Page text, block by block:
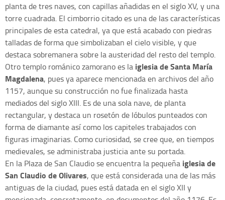
planta de tres naves, con capillas añadidas en el siglo XV, y una
torre cuadrada. El cimborrio citado es una de las características
principales de esta catedral, ya que está acabado con piedras
talladas de forma que simbolizaban el cielo visible, y que
destaca sobremanera sobre la austeridad del resto del templo.
Otro templo románico zamorano es la iglesia de Santa María
Magdalena, pues ya aparece mencionada en archivos del año
1157, aunque su construcción no fue finalizada hasta
mediados del siglo XIII. Es de una sola nave, de planta
rectangular, y destaca un rosetón de lóbulos punteados con
forma de diamante así como los capiteles trabajados con
figuras imaginarias. Como curiosidad, se cree que, en tiempos
medievales, se administraba justicia ante su portada.
En la Plaza de San Claudio se encuentra la pequeña iglesia de
San Claudio de Olivares, que está considerada una de las más
antiguas de la ciudad, pues está datada en el siglo XII y